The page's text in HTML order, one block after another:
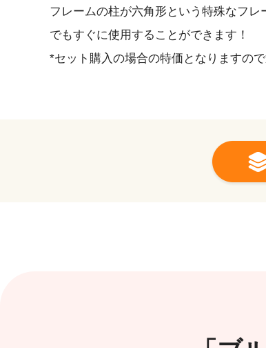
フレームの柱が六角形という特殊なフ
でもすぐに使用することができます！
*セット購入の場合の特価となりますの